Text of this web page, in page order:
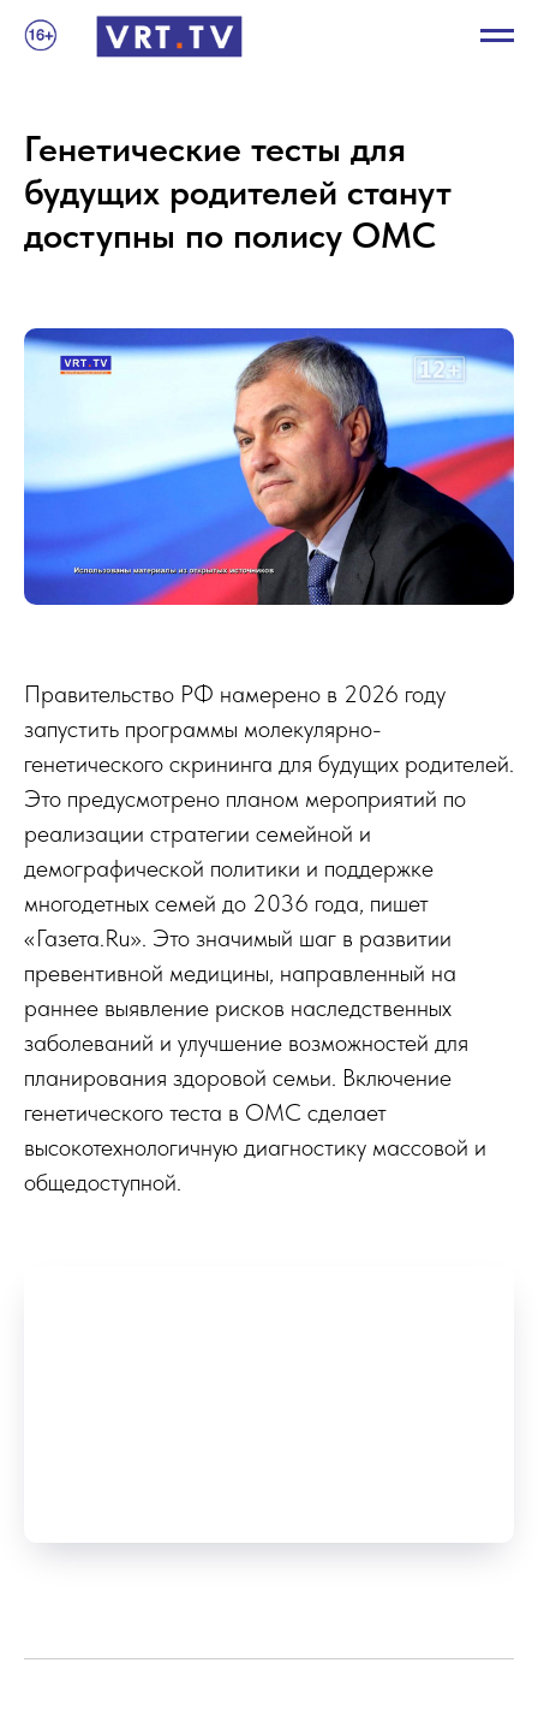
Генетические тесты для
будущих родителей станут
доступны по полису ОМС
Правительство РФ намерено в 2026 году
запустить программы молекулярно-
генетического скрининга для будущих родителей.
Это предусмотрено планом мероприятий по
реализации стратегии семейной и
демографической политики и поддержке
многодетных семей до 2036 года, пишет
«Газета.Ru». Это значимый шаг в развитии
превентивной медицины, направленный на
раннее выявление рисков наследственных
заболеваний и улучшение возможностей для
планирования здоровой семьи. Включение
генетического теста в ОМС сделает
высокотехнологичную диагностику массовой и
общедоступной.